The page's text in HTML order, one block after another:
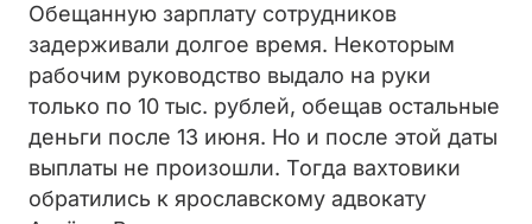
Обещанную зарплату сотрудников
задерживали долгое время. Некоторым
рабочим руководство выдало на руки
только по 10 тыс. рублей, обещав остальные
деньги после 13 июня. Но и после этой даты
выплаты не произошли. Тогда вахтовики
обратились к ярославскому адвокату